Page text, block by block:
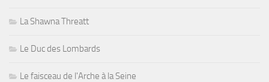
La Shawna Threatt
Le Duc des Lombards
Le faisceau de l'Arche à la Seine